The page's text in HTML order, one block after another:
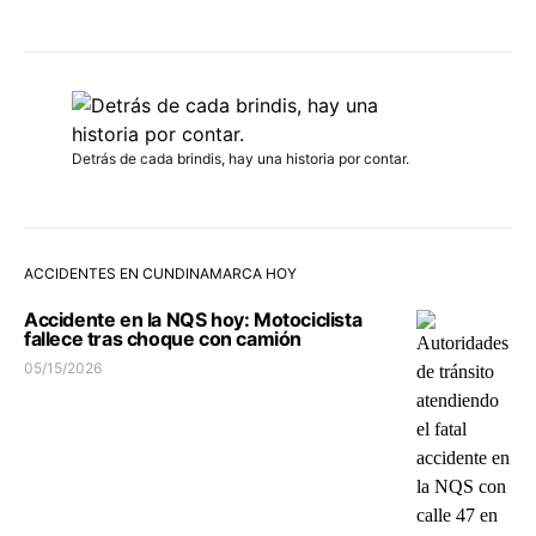
Detrás de cada brindis, hay una historia por contar.
ACCIDENTES EN CUNDINAMARCA HOY
Accidente en la NQS hoy: Motociclista
fallece tras choque con camión
05/15/2026